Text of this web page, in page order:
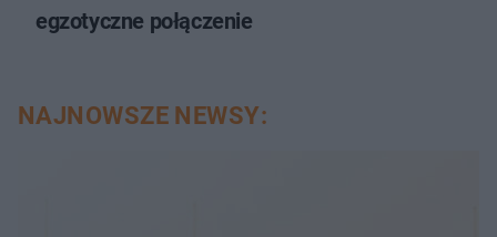
egzotyczne połączenie
NAJNOWSZE NEWSY: